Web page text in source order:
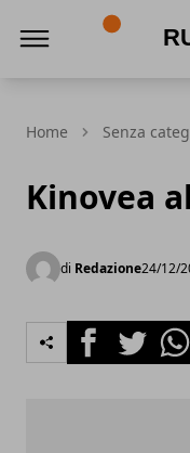
Home Senza
Kinovea
di Redazione24/12/
FacebookTwitter